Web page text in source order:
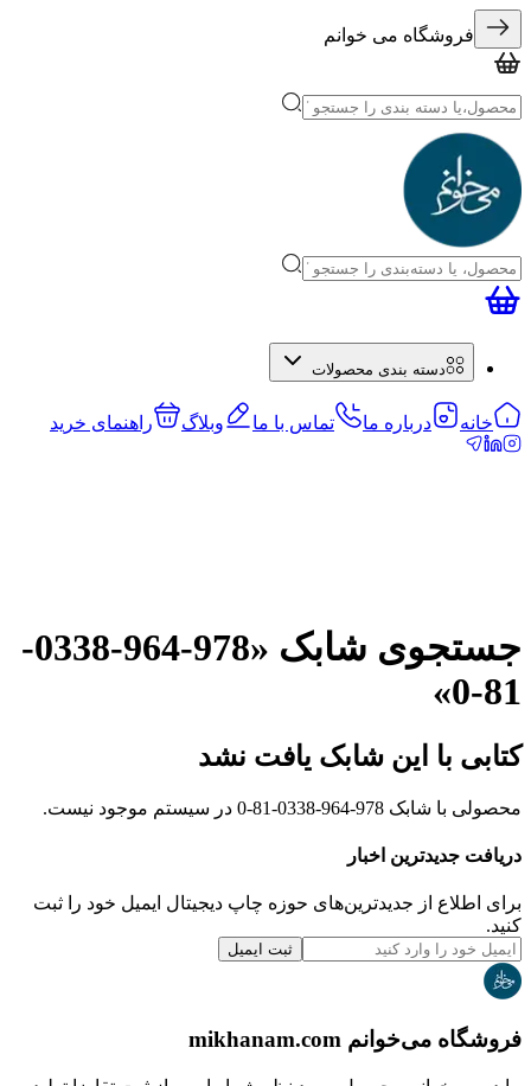
فروشگاه می خوانم
دسته بندی محصولات
خانه درباره ما تماس با ما وبلاگ راهنمای خرید
جستجوی شابک «
978-964-0338-
81-0
»
کتابی با این شابک یافت نشد
محصولی با شابک 978-964-0338-81-0 در سیستم موجود نیست.
دریافت جدیدترین‌ اخبار
برای اطلاع از جدیدترین‌های حوزه چاپ دیجیتال ایمیل خود را ثبت
کنید.
ثبت ایمیل
فروشگاه می‌خوانم mikhanam.com